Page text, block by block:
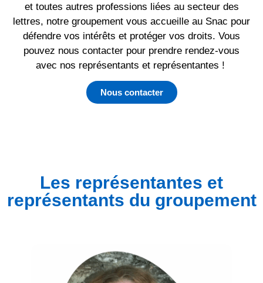
et toutes autres professions liées au secteur des
lettres, notre groupement vous accueille au Snac pour
défendre vos intérêts et protéger vos droits. Vous
pouvez nous contacter pour prendre rendez-vous
avec nos représentants et représentantes !
Nous contacter
Les représentantes et
représentants du groupement